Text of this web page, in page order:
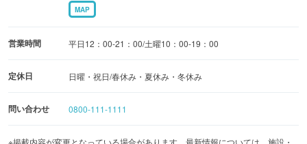
○インターネットでのマンツーマンレッスンや、電話レッ
スンなどとの通学コースの組み合わせ・給付金講座など、
MAP
営業時間 平日12：00-21：00/土曜10：00-19：00
定休日 日曜・祝日/春休み・夏休み・冬休み
問い合わせ 0800-111-1111
※掲載内容が変更となっている場合があります。最新情報については、施設・